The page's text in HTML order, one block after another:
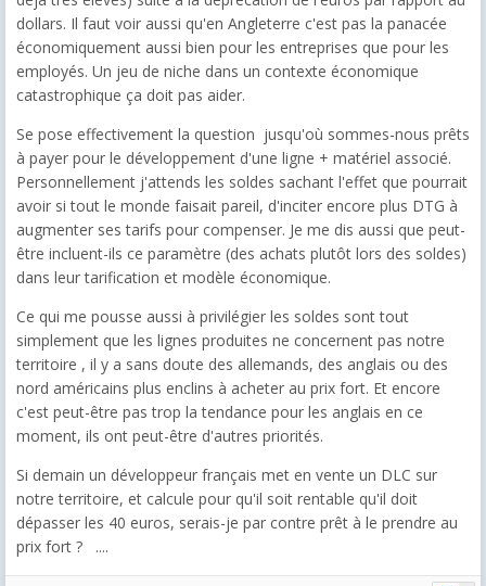
dollars. Il faut voir aussi qu'en Angleterre c'est pas la panacée
économiquement aussi bien pour les entreprises que pour les
employés. Un jeu de niche dans un contexte économique
catastrophique ça doit pas aider.
Se pose effectivement la question jusqu'où sommes-nous prêts
à payer pour le développement d'une ligne + matériel associé.
Personnellement j'attends les soldes sachant l'effet que pourrait
avoir si tout le monde faisait pareil, d'inciter encore plus DTG à
augmenter ses tarifs pour compenser. Je me dis aussi que peut-
être incluent-ils ce paramètre (des achats plutôt lors des soldes)
dans leur tarification et modèle économique.
Ce qui me pousse aussi à privilégier les soldes sont tout
simplement que les lignes produites ne concernent pas notre
territoire , il y a sans doute des allemands, des anglais ou des
nord américains plus enclins à acheter au prix fort. Et encore
c'est peut-être pas trop la tendance pour les anglais en ce
moment, ils ont peut-être d'autres priorités.
Si demain un développeur français met en vente un DLC sur
notre territoire, et calcule pour qu'il soit rentable qu'il doit
dépasser les 40 euros, serais-je par contre prêt à le prendre au
prix fort ? ....